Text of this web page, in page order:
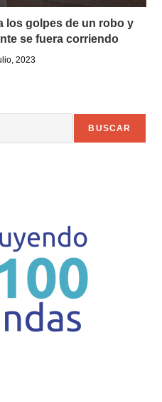
los golpes de un robo y
se fuera corriendo
2023
BUSCAR